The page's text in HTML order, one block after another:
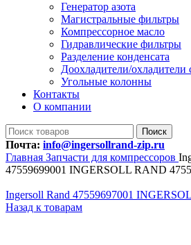
Генератор азота
Магистральные фильтры
Компрессорное масло
Гидравлические фильтры
Разделение конденсата
Доохладители/охладители
Угольные колонны
Контакты
О компании
Поиск
Почта: info@ingersollrand-zip.ru
Главная Запчасти для компрессоров
47559699001 INGERSOLL RAND
Ingersoll Rand 47559697001
Назад к товарам